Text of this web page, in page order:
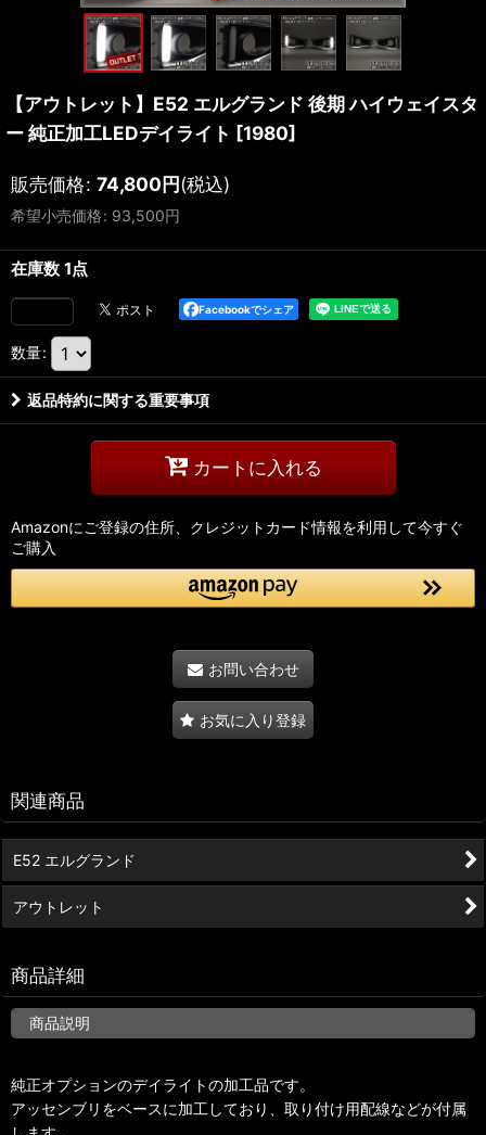
【アウトレット】E52 エルグランド 後期 ハイウェイスタ
ー 純正加工LEDデイライト [1980]
販売価格: 74,800円(税込)
希望小売価格: 93,500円
在庫数 1点
Facebookでシェア
数量:
返品特約に関する重要事項
カートに入れる
Amazonにご登録の住所、クレジットカード情報を利用して今すぐ
ご購入
お問い合わせ
お気に入り登録
関連商品
E52 エルグランド
アウトレット
商品詳細
商品説明
純正オプションのデイライトの加工品です。
アッセンブリをベースに加工しており、取り付け用配線などが付属